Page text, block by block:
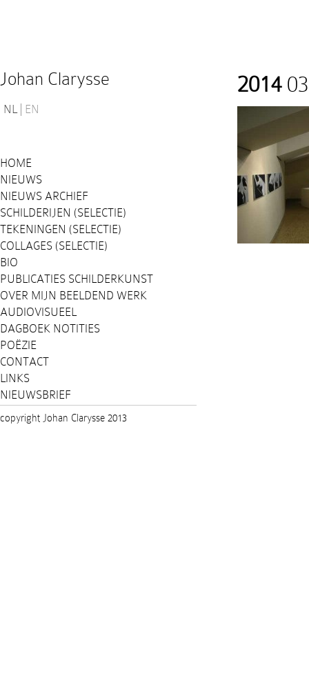
Johan Clarysse
NL EN
HOME
NIEUWS
NIEUWS ARCHIEF
SCHILDERIJEN (SELECTIE)
TEKENINGEN (SELECTIE)
COLLAGES (SELECTIE)
BIO
PUBLICATIES SCHILDERKUNST
OVER MIJN BEELDEND WERK
AUDIOVISUEEL
DAGBOEK NOTITIES
POËZIE
CONTACT
LINKS
NIEUWSBRIEF
2014
copyright Johan Clarysse 2013